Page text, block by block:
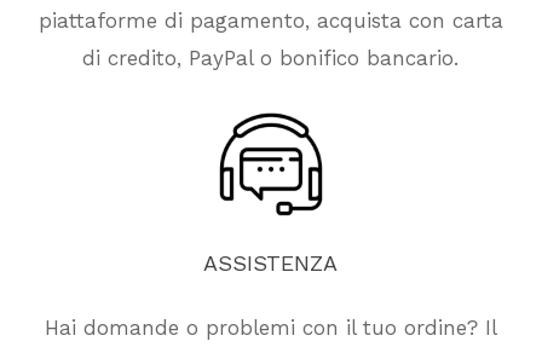
piattaforme di pagamento, acquista con carta
di credito, PayPal o bonifico bancario.
ASSISTENZA
Hai domande o problemi con il tuo ordine? Il